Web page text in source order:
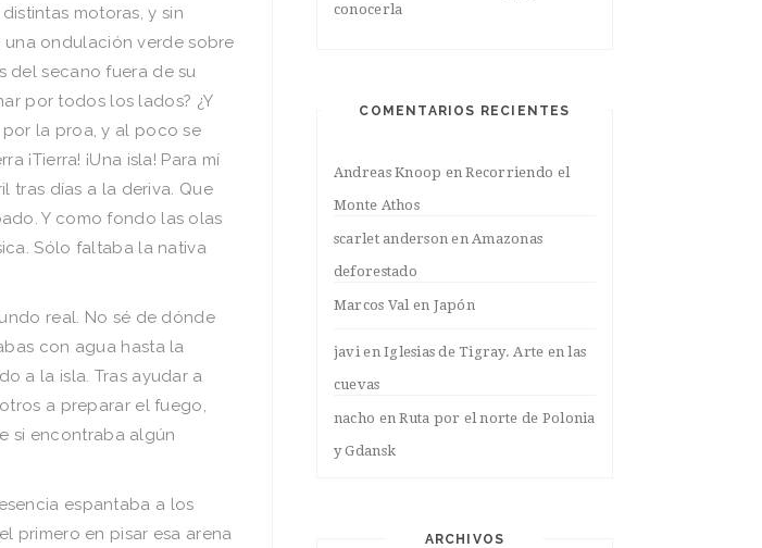
motoras, y sin
ondulación verde sobre
del secano fuera de su
por todos los lados? ¿Y
la proa, y al poco se
¡Tierra! ¡Una isla! Para mí
tras días a la deriva. Que
Y como fondo las olas
Sólo faltaba la nativa
real. No sé de dónde
con agua hasta la
a la isla. Tras ayudar a
a preparar el fuego,
si encontraba algún
espantaba a los
primero en pisar esa arena
conocerla
COMENTARIOS RECIENTES
Andreas Knoop enRecorriendo el
Monte Athos
scarlet anderson enAmazonas
deforestado
Marcos Valen Japón
javienIglesias de Tigray. Arte en las
cuevas
nacho enRuta por el norte de Polonia
y Gdansk
ARCHIVOS